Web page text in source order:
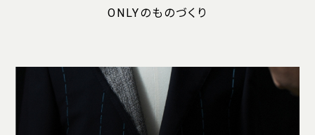
ONLYのものづくり